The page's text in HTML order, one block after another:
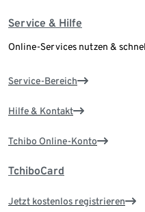
Service & Hilfe
Online-Services nutzen &
Service-Bereich
Hilfe & Kontakt
Tchibo Online-Konto
TchiboCard
Jetzt kostenlos registrieren